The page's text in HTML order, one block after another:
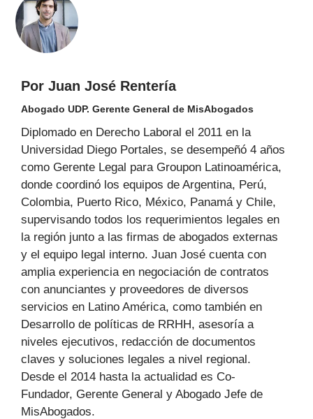
Por Juan José Rentería
Abogado UDP. Gerente General de MisAbogados
Diplomado en Derecho Laboral el 2011 en la
Universidad Diego Portales, se desempeñó 4 años
como Gerente Legal para Groupon Latinoamérica,
donde coordinó los equipos de Argentina, Perú,
Colombia, Puerto Rico, México, Panamá y Chile,
supervisando todos los requerimientos legales en
la región junto a las firmas de abogados externas
y el equipo legal interno. Juan José cuenta con
amplia experiencia en negociación de contratos
con anunciantes y proveedores de diversos
servicios en Latino América, como también en
Desarrollo de políticas de RRHH, asesoría a
niveles ejecutivos, redacción de documentos
claves y soluciones legales a nivel regional.
Desde el 2014 hasta la actualidad es Co-
Fundador, Gerente General y Abogado Jefe de
MisAbogados.